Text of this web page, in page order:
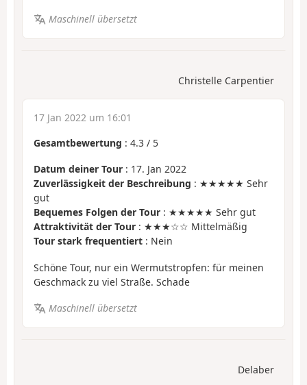
Maschinell übersetzt
Christelle Carpentier
17 Jan 2022 um 16:01
Gesamtbewertung : 4.3 / 5
Datum deiner Tour : 17. Jan 2022
Zuverlässigkeit der Beschreibung : ★★★★★ Sehr
gut
Bequemes Folgen der Tour : ★★★★★ Sehr gut
Attraktivität der Tour : ★★★☆☆ Mittelmäßig
Tour stark frequentiert : Nein
Schöne Tour, nur ein Wermutstropfen: für meinen
Geschmack zu viel Straße. Schade
Maschinell übersetzt
Delaber